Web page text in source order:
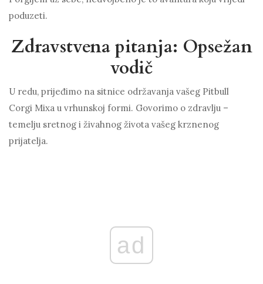
poduzeti.
Zdravstvena pitanja: Opsežan
vodič
U redu, prijeđimo na sitnice održavanja vašeg Pitbull
Corgi Mixa u vrhunskoj formi. Govorimo o zdravlju –
temelju sretnog i živahnog života vašeg krznenog
prijatelja.
ad